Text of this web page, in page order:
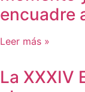
encuadre
Leer más »
La XXXIV